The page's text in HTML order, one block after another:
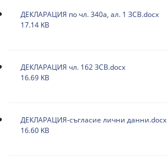
ДЕКЛАРАЦИЯ по чл. 340а, ал. 1 ЗСВ.docx
17.14 KB
ДЕКЛАРАЦИЯ чл. 162 ЗСВ.docx
16.69 KB
ДЕКЛАРАЦИЯ-съгласие лични данни.docx
16.60 KB